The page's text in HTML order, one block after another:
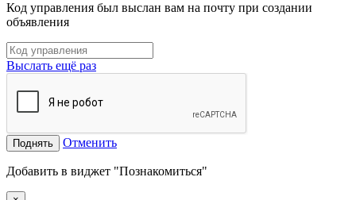
Код управления был выслан вам на почту при создании
объявления
Выслать ещё раз
Поднять Отменить
Добавить в виджет "Познакомиться"